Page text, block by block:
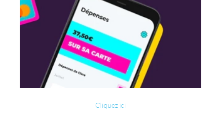
Cliquez ici